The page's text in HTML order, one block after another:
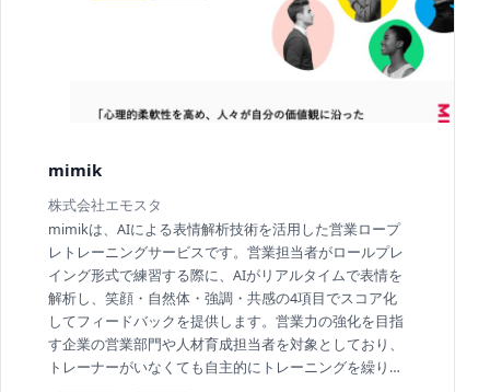
mimik
株式会社エモスタ
mimikは、AIによる表情解析技術を活用した営業ロープ
レトレーニングサービスです。営業担当者がロールプレ
イング形式で練習する際に、AIがリアルタイムで表情を
解析し、笑顔・自然体・強調・共感の4項目でスコア化
してフィードバックを提供します。営業力の強化を目指
す企業の営業部門や人材育成担当者を対象としており、
トレーナーがいなくても自主的にトレーニングを繰り返